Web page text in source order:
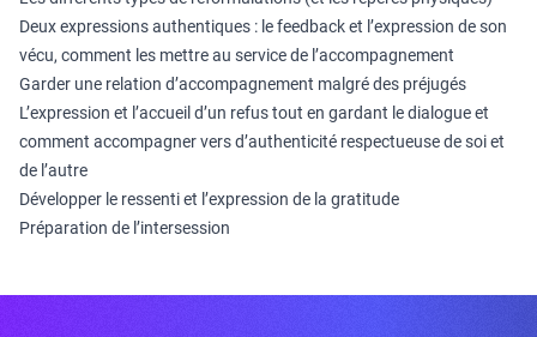
Deux expressions authentiques : le feedback et l’expression de son
vécu, comment les mettre au service de l’accompagnement
Garder une relation d’accompagnement malgré des préjugés
L’expression et l’accueil d’un refus tout en gardant le dialogue et
comment accompagner vers d’authenticité respectueuse de soi et
de l’autre
Développer le ressenti et l’expression de la gratitude
Préparation de l’intersession